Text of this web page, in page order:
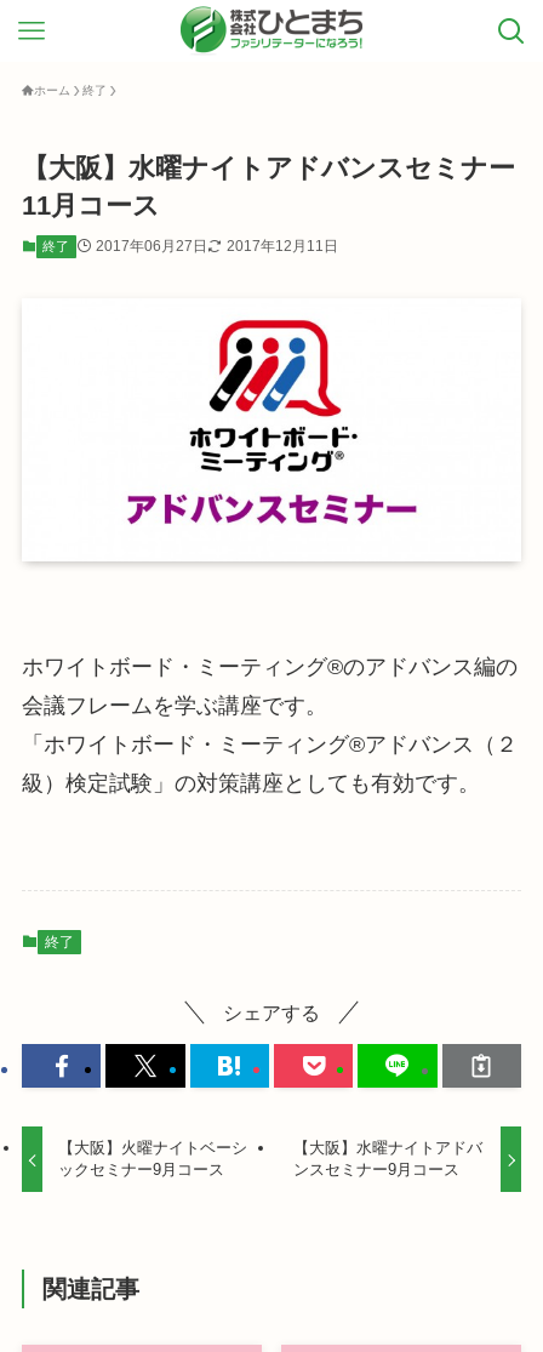
ホーム 終了
【大阪】水曜ナイトアドバンスセミナー
11月コース
終了 2017年06月27日 2017年12月11日
ホワイトボード・ミーティング®のアドバンス編の
会議フレームを学ぶ講座です。
「ホワイトボード・ミーティング®アドバンス（２
級）検定試験」の対策講座としても有効です。
終了
シェアする
【大阪】火曜ナイトベーシ
ックセミナー9月コース
【大阪】水曜ナイトアドバ
ンスセミナー9月コース
関連記事